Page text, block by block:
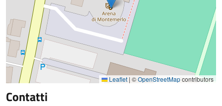
Leaflet | ©OpenStreetMapcontributors
Contatti